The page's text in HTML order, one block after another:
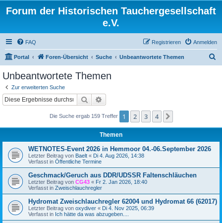
Forum der Historischen Tauchergesellschaft
e.V.
FAQ Anmelden
Registrieren
Portal Foren-Übersicht Suche Unbeantwortete Themen
Unbeantwortete Themen
Zur erweiterten Suche
Suche
Die Suche ergab 159 Treffer 1 2 3 4
Themen
WETNOTES-Event 2026 in Hemmoor 04.-06.September 2026
Letzter Beitrag von Baelt « Di 4. Aug 2026, 14:38
Verfasst in Öffentliche Termine
Geschmack/Geruch aus DDR/UDSSR Faltenschläuchen
Letzter Beitrag von CG43 « Fr 2. Jan 2026, 18:40
Verfasst in Zweischlauchregler
Hydromat Zweischlauchregler 62004 und Hydromat 66 (62017)
Letzter Beitrag von oxydiver « Di 4. Nov 2025, 06:39
Verfasst in Ich hätte da was abzugeben....